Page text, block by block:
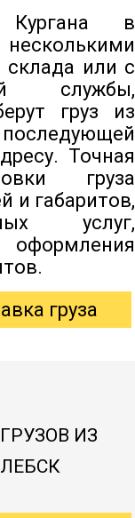
в
или с
службы,
груз из
Точная
груза
и габаритов,
услуг,
груза
ИЗ